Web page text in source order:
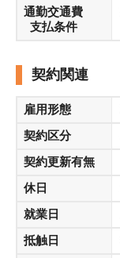
通勤交通費
支払条件
契約関連
雇用形態
契約区分
契約更新有無
休日
就業日
抵触日